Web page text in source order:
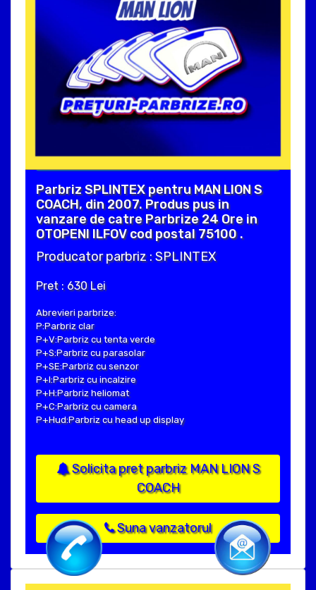
Parbriz SPLINTEX pentru MAN LION S
COACH, din 2007. Produs pus in
vanzare de catre Parbrize 24 Ore in
OTOPENI ILFOV cod postal 75100 .
Producator parbriz : SPLINTEX
Pret : 630 Lei
Abrevieri parbrize:
P:Parbriz clar
P+V:Parbriz cu tenta verde
P+S:Parbriz cu parasolar
P+SE:Parbriz cu senzor
P+I:Parbriz cu incalzire
P+H:Parbriz heliomat
P+C:Parbriz cu camera
P+Hud:Parbriz cu head up display
Solicita pret parbriz MAN LION S
COACH
Suna vanzatorul